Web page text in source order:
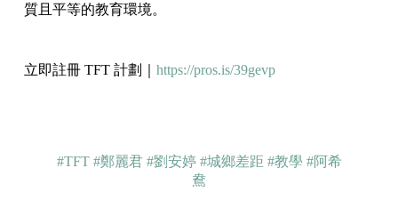
質且平等的教育環境。
立即註冊 TFT 計劃｜ https://pros.is/39gevp
#TFT #鄭麗君 #劉安婷 #城鄉差距 #教學 #阿希
鴦